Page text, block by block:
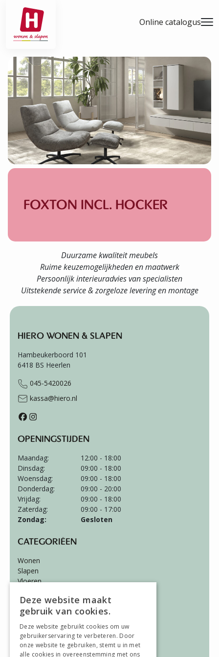
Online catalogus
FOXTON INCL. HOCKER
Duurzame kwaliteit meubels
Ruime keuzemogelijkheden en maatwerk
Persoonlijk interieuradvies van specialisten
Uitstekende service & zorgeloze levering en montage
HIERO WONEN & SLAPEN
Hambeukerboord 101
6418 BS Heerlen
045-5420026
kassa@hiero.nl
OPENINGSTIJDEN
Maandag:
12:00 - 18:00
Dinsdag:
09:00 - 18:00
Woensdag:
09:00 - 18:00
Donderdag:
09:00 - 20:00
Vrijdag:
09:00 - 18:00
Zaterdag:
09:00 - 17:00
Zondag:
Gesloten
CATEGORIËEN
Wonen
Slapen
Vloeren
ALGEMEEN
Vacatures
Wooninspiratie
Over ons
Deze website maakt
gebruik van cookies.
Deze website gebruikt cookies om uw
gebruikerservaring te verbeteren. Door
onze website te gebruiken, stemt u in met
alle cookies in overeenstemming met ons